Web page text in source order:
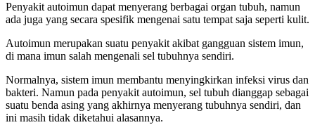
Penyakit autoimun dapat menyerang berbagai organ tubuh, namun
ada juga yang secara spesifik mengenai satu tempat saja seperti kulit.
Autoimun merupakan suatu penyakit akibat gangguan sistem imun,
di mana imun salah mengenali sel tubuhnya sendiri.
Normalnya, sistem imun membantu menyingkirkan infeksi virus dan
bakteri. Namun pada penyakit autoimun, sel tubuh dianggap sebagai
suatu benda asing yang akhirnya menyerang tubuhnya sendiri, dan
ini masih tidak diketahui alasannya.